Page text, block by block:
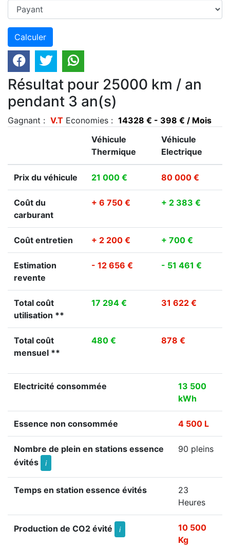
Résultat pour 25000 km / an
pendant 3 an(s)
Gagnant : V.T Economies : 14328 € - 398 € / Mois
Véhicule
Thermique
Véhicule
Electrique
Prix du véhicule 21 000 € 80 000 €
Coût du
carburant
+ 6 750 € + 2 383 €
Coût entretien + 2 200 € + 700 €
Estimation
revente
- 12 656 € - 51 461 €
Total coût
utilisation **
17 294 € 31 622 €
Total coût
mensuel **
480 € 878 €
Electricité consommée
13 500
kWh
Essence non consommée 4 500 L
Nombre de plein en stations essence
évités
i
90 pleins
Temps en station essence évités
23
Heures
Production de CO2 évité i
10 500
Kg